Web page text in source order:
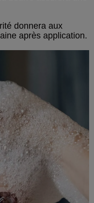
donnera aux
après application.